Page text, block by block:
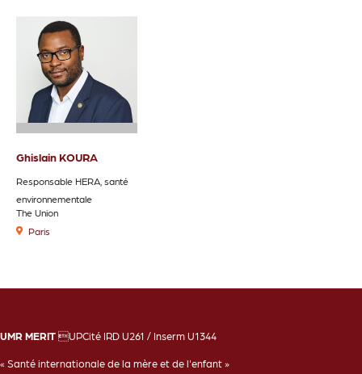
Ghislain KOURA
Responsable HERA, santé
environnementale
The Union
Paris
UMR MERIT UPCité IRD U261 / Inserm U1344
« Santé internationale de la mère et de l'enfant »